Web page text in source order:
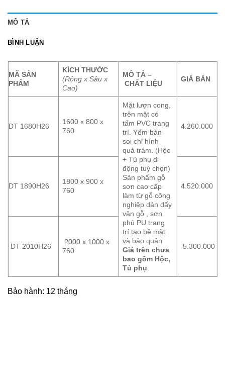
MÔ TẢ
BÌNH LUẬN
MÃ SẢN
PHẨM
KÍCH THƯỚC
(Rộng x Sâu x
Cao)
MÔ TẢ –
CHẤT LIỆU
GIÁ BÁN
DT 1680H26
1600 x 800 x
760
Mặt lượn cong,
trên mặt có
tấm PVC trang
trí. Yếm bàn
soi chỉ hình
quả trám. (Hộc
+ Tủ phụ di
động tuỳ chọn)
Sản phẩm gỗ
sơn cao cấp
làm từ gỗ công
nghiệp dán dấy
vân gỗ , sơn
phủ PU trang
trí tạo bề mặt
và bảo quản
Giá trên chưa
bao gồm Hộc,
Tủ phụ
4.260.000
DT 1890H26
1800 x 900 x
760
4.520.000
DT 2010H26
2000 x 1000 x
760
5.300.000
Bảo hành: 12 tháng